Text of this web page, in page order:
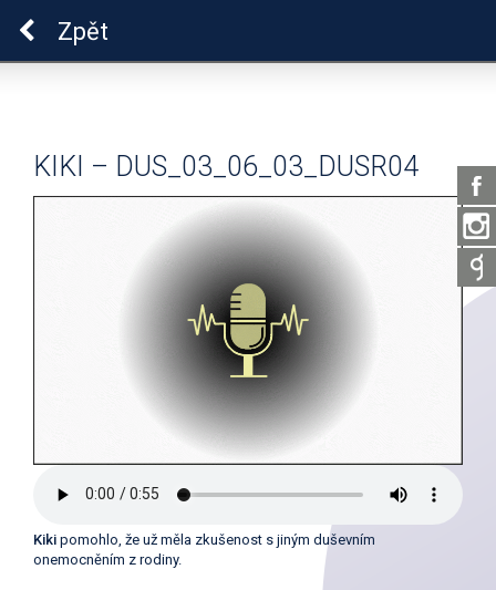
Zpět
KIKI – DUS_03_06_03_DUSR04
Kiki pomohlo, že už měla zkušenost s jiným duševním
onemocněním z rodiny.